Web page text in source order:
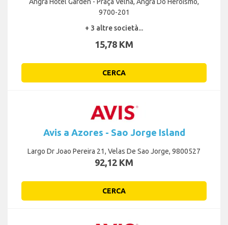
9700-201
+ 3 altre società...
15,78 KM
CERCA
Avis a Azores - Sao Jorge Island
Largo Dr Joao Pereira 21, Velas De Sao Jorge, 9800527
92,12 KM
CERCA